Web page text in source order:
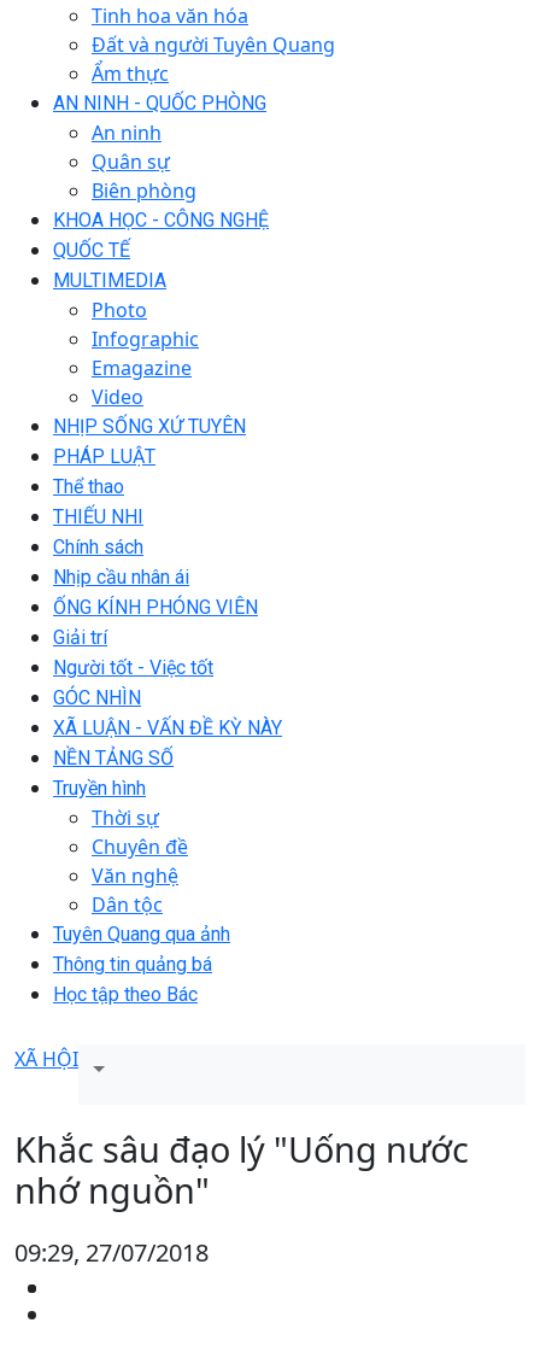
Tinh hoa văn hóa
Đất và người Tuyên Quang
Ẩm thực
AN NINH - QUỐC PHÒNG
An ninh
Quân sự
Biên phòng
KHOA HỌC - CÔNG NGHỆ
QUỐC TẾ
MULTIMEDIA
Photo
Infographic
Emagazine
Video
NHỊP SỐNG XỨ TUYÊN
PHÁP LUẬT
Thể thao
THIẾU NHI
Chính sách
Nhịp cầu nhân ái
ỐNG KÍNH PHÓNG VIÊN
Giải trí
Người tốt - Việc tốt
GÓC NHÌN
XÃ LUẬN - VẤN ĐỀ KỲ NÀY
NỀN TẢNG SỐ
Truyền hình
Thời sự
Chuyên đề
Văn nghệ
Dân tộc
Tuyên Quang qua ảnh
Thông tin quảng bá
Học tập theo Bác
XÃ HỘI
Khắc sâu đạo lý "Uống nước
nhớ nguồn"
09:29, 27/07/2018